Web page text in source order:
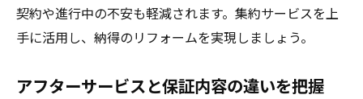
契約や進行中の不安も軽減されます。集約サービスを上
手に活用し、納得のリフォームを実現しましょう。
アフターサービスと保証内容の違いを把握